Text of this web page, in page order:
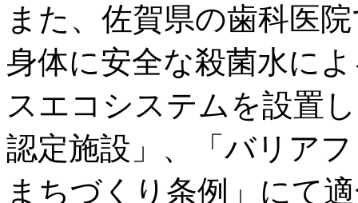
また、佐賀県の歯科医
身体に安全な殺菌水に
スエコシステムを設置
認定施設」、「バリア
まちづくり条例」にて